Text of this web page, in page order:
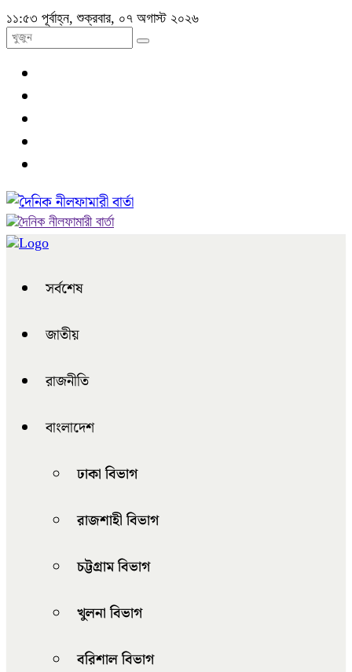
১১:৫৩ পূর্বাহ্ন, শুক্রবার, ০৭ অগাস্ট ২০২৬
সর্বশেষ
জাতীয়
রাজনীতি
বাংলাদেশ
ঢাকা বিভাগ
রাজশাহী বিভাগ
চট্টগ্রাম বিভাগ
খুলনা বিভাগ
বরিশাল বিভাগ